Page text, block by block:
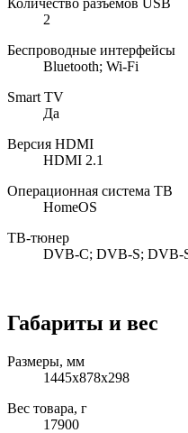
Количество разъемов USB
2
Беспроводные интерфейсы
Bluetooth; Wi-Fi
Smart TV
Да
Версия HDMI
HDMI 2.1
Операционная система ТВ
HomeOS
ТВ-тюнер
DVB-C; DVB-S; DVB-
Габариты и вес
Размеры, мм
1445x878x298
Вес товара, г
17900